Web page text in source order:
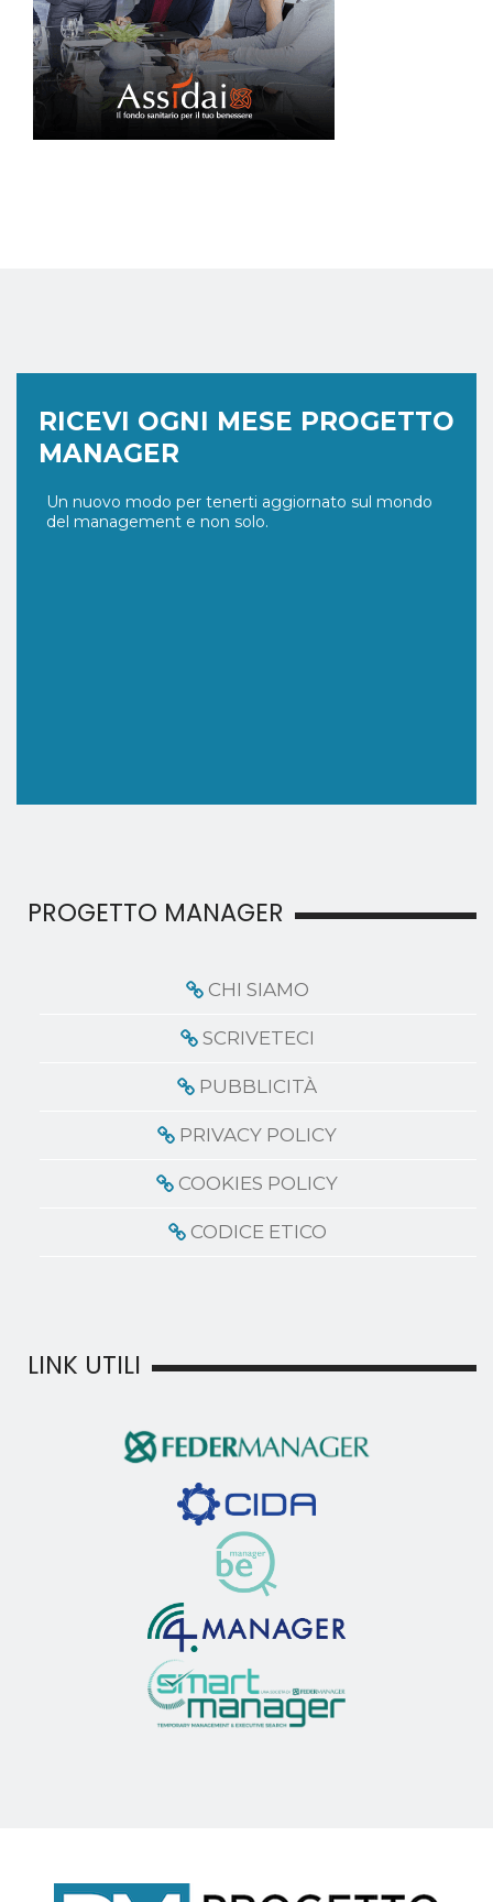
RICEVI OGNI MESE PROGETTO
MANAGER
Un nuovo modo per tenerti aggiornato sul mondo
del management e non solo.
PROGETTO MANAGER
CHI SIAMO
SCRIVETECI
PUBBLICITÀ
PRIVACY POLICY
COOKIES POLICY
CODICE ETICO
LINK UTILI